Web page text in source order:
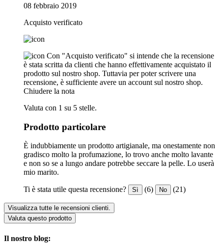
08 febbraio 2019
Acquisto verificato
Con "Acquisto verificato" si intende che la recensione
è stata scritta da clienti che hanno effettivamente acquistato il
prodotto sul nostro shop. Tuttavia per poter scrivere una
recensione, è sufficiente avere un account sul nostro shop.
Chiudere la nota
Valuta con 1 su 5 stelle.
Prodotto particolare
È indubbiamente un prodotto artigianale, ma onestamente non
gradisco molto la profumazione, lo trovo anche molto lavante
e non so se a lungo andare potrebbe seccare la pelle. Lo userà
mio marito.
Ti è stata utile questa recensione? Sì (6) No (21)
Visualizza tutte le recensioni clienti.
Valuta questo prodotto
Il nostro blog: